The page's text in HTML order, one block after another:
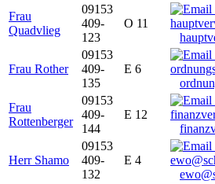
Frau
Quadvlieg
09153
409-
123
O 11
Frau Rother
09153
409-
135
E 6
Frau
Rottenberger
09153
409-
144
E 12
Herr Shamo
09153
409-
132
E 4